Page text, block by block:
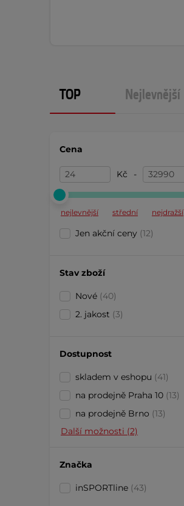
TOP Nejlevnější
Cena
Kč -
nejlevnější střední nejdražší
Jen akční ceny (12)
Stav zboží
Nové (40)
2. jakost (3)
Dostupnost
skladem v eshopu (41)
na prodejně Praha 10 (13)
na prodejně Brno (13)
Další možnosti (2)
Značka
inSPORTline (43)